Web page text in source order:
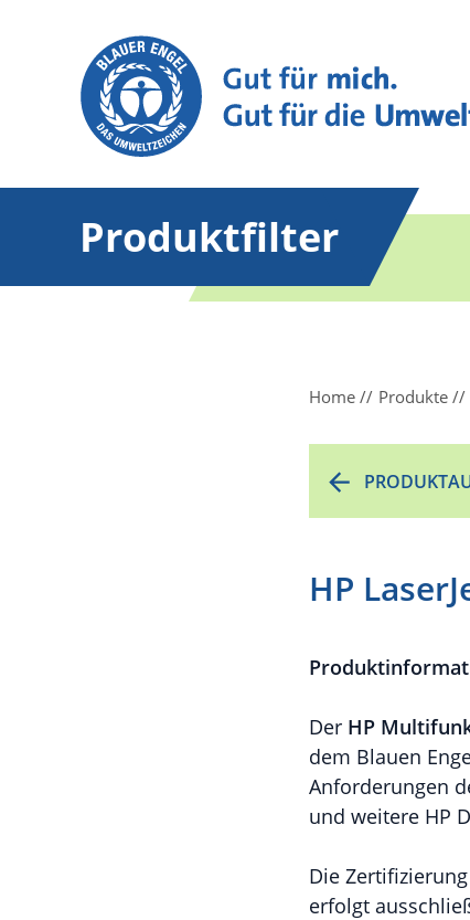
Produktfilter
Home Produkte
HP
Der HP
dem Blauen
Anforderungen
und weitere HP
Die
erfolgt